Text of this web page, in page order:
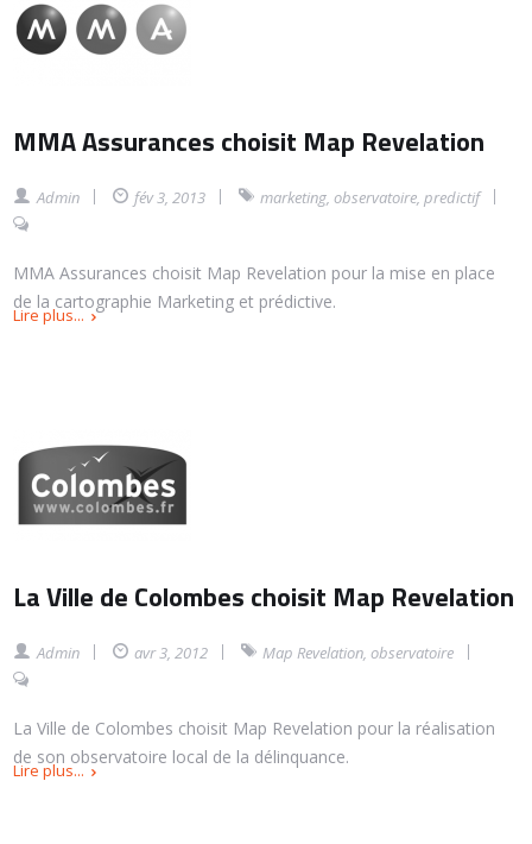
MMA Assurances choisit Map Revelation
Admin fév 3, 2013 marketing,observatoire,predictif
MMA Assurances choisit Map Revelation pour la mise en place
de la cartographie Marketing et prédictive.
Lire plus...
La Ville de Colombes choisit Map Revelation
Admin avr 3, 2012 Map Revelation,observatoire
La Ville de Colombes choisit Map Revelation pour la réalisation
de son observatoire local de la délinquance.
Lire plus...